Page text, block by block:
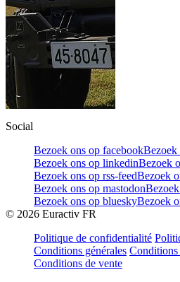
Social
Bezoek ons op facebookBezoek
Bezoek ons op linkedinBezoek
Bezoek ons op rss-feedBezoek
Bezoek ons op mastodon
Bezoek ons op blueskyBezoek
© 2026 Euractiv FR
Politique de confidentialité
Conditions générales Conditions
Conditions de vente